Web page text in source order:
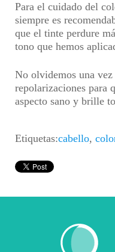
Para el cuidado del
siempre es
que el tinte perdure
tono que hemos
No olvidemos una vez
repolarizaciones para
aspecto sano y brille
Etiquetas:cabello,